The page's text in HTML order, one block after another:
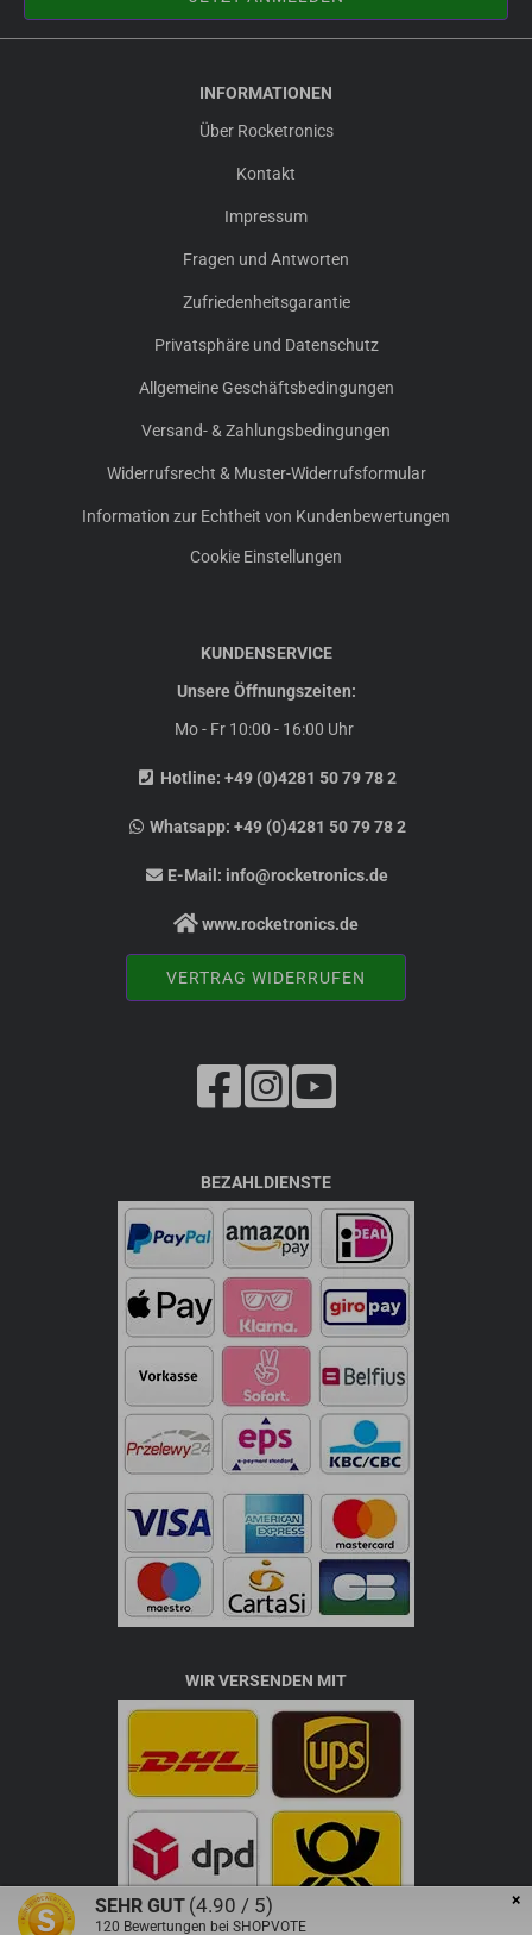
INFORMATIONEN
Über Rocketronics
Kontakt
Impressum
Fragen und Antworten
Zufriedenheitsgarantie
Privatsphäre und Datenschutz
Allgemeine Geschäftsbedingungen
Versand- & Zahlungsbedingungen
Widerrufsrecht & Muster-Widerrufsformular
Information zur Echtheit von Kundenbewertungen
Cookie Einstellungen
KUNDENSERVICE
Unsere Öffnungszeiten:
Mo - Fr 10:00 - 16:00 Uhr
Hotline: +49 (0)4281 50 79 78 2
Whatsapp:+49 (0)4281 50 79 78 2
E-Mail: info@rocketronics.de
www.rocketronics.de
VERTRAG WIDERRUFEN
BEZAHLDIENSTE
WIR VERSENDEN MIT
×
SEHR GUT (4.90 / 5)
120 Bewertungen bei SHOPVOTE